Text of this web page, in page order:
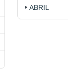
ABRIL